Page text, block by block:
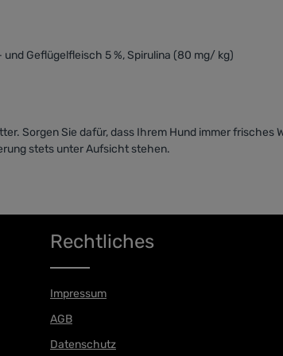
Geflügelfleisch 5 %, Spirulina (80 mg/ kg)
Sorgen Sie dafür, dass Ihrem Hund immer
stets unter Aufsicht stehen.
Rechtliches
Impressum
AGB
Datenschutz